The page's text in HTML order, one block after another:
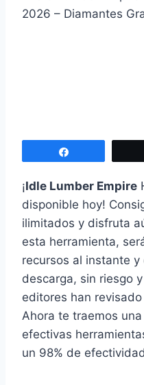
¡Idle Lumber Empire
disponible hoy!
ilimitados y disfruta
esta herramienta,
recursos al instante
descarga, sin riesgo
editores han
Ahora te traemos
efectivas
un 98% de